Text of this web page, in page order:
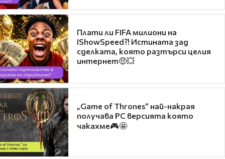
Плати ли FIFA милиони на
IShowSpeed?! Истината зад
сделката, която разтърси целия
интернет🤑💥
„Game of Thrones“ най-накрая
получава PC версията която
чакахме🎮🤩